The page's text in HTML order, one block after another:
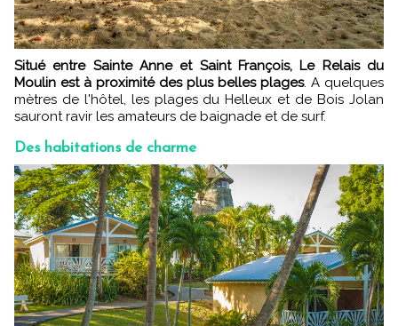
Situé entre Sainte Anne et Saint François, Le Relais du
Moulin est à proximité des plus belles plages. A quelques
mètres de l'hôtel, les plages du Helleux et de Bois Jolan
sauront ravir les amateurs de baignade et de surf.
Des habitations de charme